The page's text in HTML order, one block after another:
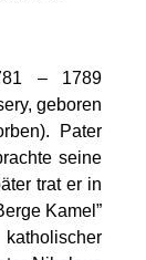
– 1789
geboren
Pater
seine
trat er in
Kamel”